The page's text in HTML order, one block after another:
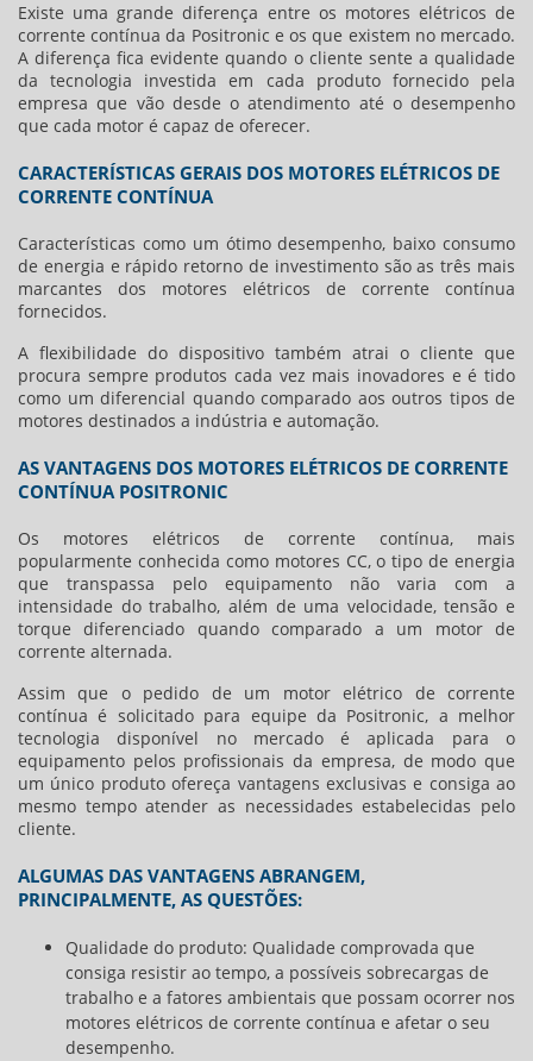
Existe uma grande diferença entre os motores elétricos de
corrente contínua da Positronic e os que existem no mercado.
A diferença fica evidente quando o cliente sente a qualidade
da tecnologia investida em cada produto fornecido pela
empresa que vão desde o atendimento até o desempenho
que cada motor é capaz de oferecer.
CARACTERÍSTICAS GERAIS DOS MOTORES ELÉTRICOS DE
CORRENTE CONTÍNUA
Características como um ótimo desempenho, baixo consumo
de energia e rápido retorno de investimento são as três mais
marcantes dos motores elétricos de corrente contínua
fornecidos.
A flexibilidade do dispositivo também atrai o cliente que
procura sempre produtos cada vez mais inovadores e é tido
como um diferencial quando comparado aos outros tipos de
motores destinados a indústria e automação.
AS VANTAGENS DOS MOTORES ELÉTRICOS DE CORRENTE
CONTÍNUA POSITRONIC
Os motores elétricos de corrente contínua, mais
popularmente conhecida como motores CC, o tipo de energia
que transpassa pelo equipamento não varia com a
intensidade do trabalho, além de uma velocidade, tensão e
torque diferenciado quando comparado a um motor de
corrente alternada.
Assim que o pedido de um motor elétrico de corrente
contínua é solicitado para equipe da Positronic, a melhor
tecnologia disponível no mercado é aplicada para o
equipamento pelos profissionais da empresa, de modo que
um único produto ofereça vantagens exclusivas e consiga ao
mesmo tempo atender as necessidades estabelecidas pelo
cliente.
ALGUMAS DAS VANTAGENS ABRANGEM,
PRINCIPALMENTE, AS QUESTÕES:
Qualidade do produto: Qualidade comprovada que
consiga resistir ao tempo, a possíveis sobrecargas de
trabalho e a fatores ambientais que possam ocorrer nos
motores elétricos de corrente contínua e afetar o seu
desempenho.